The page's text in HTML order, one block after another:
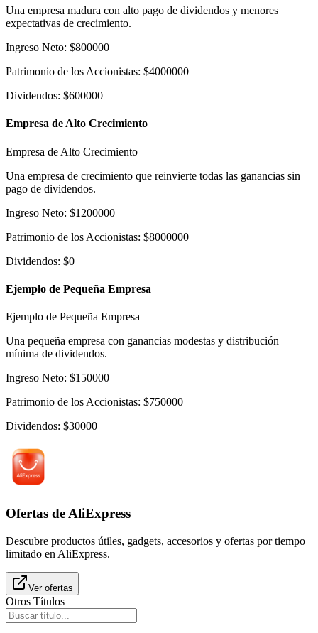
Una empresa madura con alto pago de dividendos y menores
expectativas de crecimiento.
Ingreso Neto: $800000
Patrimonio de los Accionistas: $4000000
Dividendos: $600000
Empresa de Alto Crecimiento
Empresa de Alto Crecimiento
Una empresa de crecimiento que reinvierte todas las ganancias sin
pago de dividendos.
Ingreso Neto: $1200000
Patrimonio de los Accionistas: $8000000
Dividendos: $0
Ejemplo de Pequeña Empresa
Ejemplo de Pequeña Empresa
Una pequeña empresa con ganancias modestas y distribución
mínima de dividendos.
Ingreso Neto: $150000
Patrimonio de los Accionistas: $750000
Dividendos: $30000
Ofertas de AliExpress
Descubre productos útiles, gadgets, accesorios y ofertas por tiempo
limitado en AliExpress.
Ver ofertas
Otros Títulos